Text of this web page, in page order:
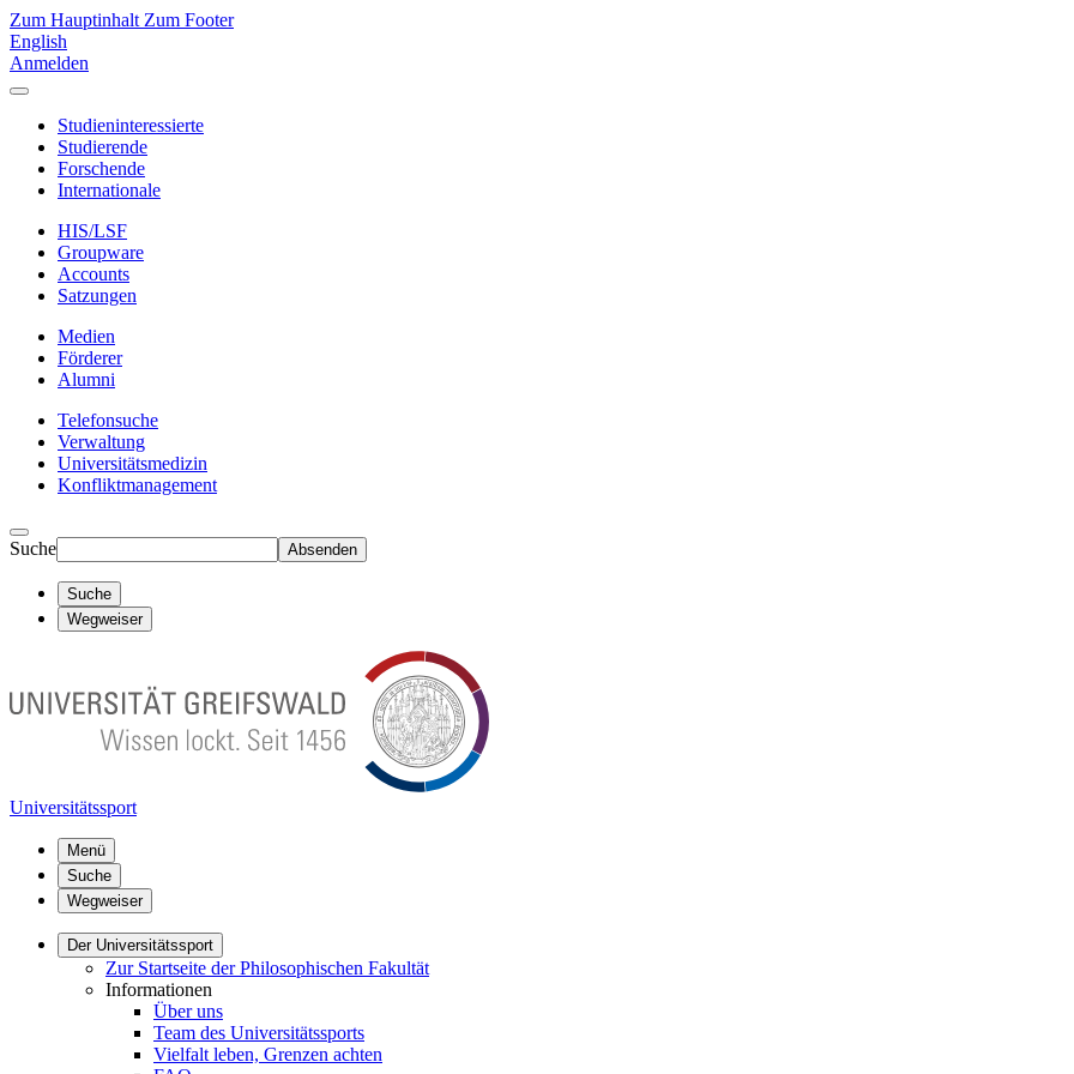
Zum Hauptinhalt Zum Footer
English
Anmelden
Studieninteressierte
Studierende
Forschende
Internationale
HIS/LSF
Groupware
Accounts
Satzungen
Medien
Förderer
Alumni
Telefonsuche
Verwaltung
Universitätsmedizin
Konfliktmanagement
Suche Absenden
Suche
Wegweiser
Universitätssport
Menü
Suche
Wegweiser
Der Universitätssport
Zur Startseite der Philosophischen Fakultät
Informationen
Über uns
Team des Universitätssports
Vielfalt leben, Grenzen achten